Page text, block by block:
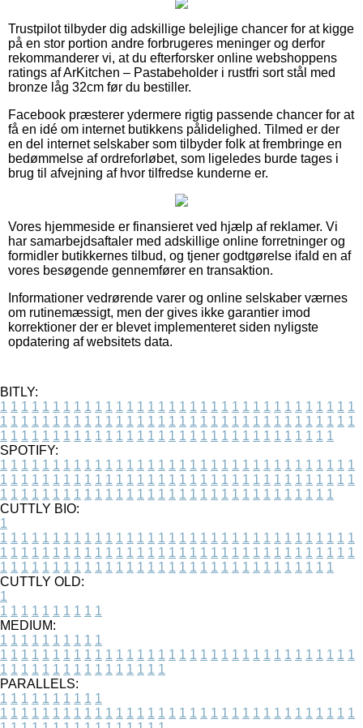
Trustpilot tilbyder dig adskillige belejlige chancer for at kigge
på en stor portion andre forbrugeres meninger og derfor
rekommanderer vi, at du efterforsker online webshoppens
ratings af ArKitchen – Pastabeholder i rustfri sort stål med
bronze låg 32cm før du bestiller.
Facebook præsterer ydermere rigtig passende chancer for at
få en idé om internet butikkens pålidelighed. Tilmed er der
en del internet selskaber som tilbyder folk at frembringe en
bedømmelse af ordreforløbet, som ligeledes burde tages i
brug til afvejning af hvor tilfredse kunderne er.
Vores hjemmeside er finansieret ved hjælp af reklamer. Vi
har samarbejdsaftaler med adskillige online forretninger og
formidler butikkernes tilbud, og tjener godtgørelse ifald en af
vores besøgende gennemfører en transaktion.
Informationer vedrørende varer og online selskaber værnes
om rutinemæssigt, men der gives ikke garantier imod
korrektioner der er blevet implementeret siden nyligste
opdatering af websitets data.
BITLY:
1 1 1 1 1 1 1 1 1 1 1 1 1 1 1 1 1 1 1 1 1 1 1 1 1 1 1 1 1 1 1 1 1 1
1 1 1 1 1 1 1 1 1 1 1 1 1 1 1 1 1 1 1 1 1 1 1 1 1 1 1 1 1 1 1 1 1 1
1 1 1 1 1 1 1 1 1 1 1 1 1 1 1 1 1 1 1 1 1 1 1 1 1 1 1 1 1 1 1 1
SPOTIFY:
1 1 1 1 1 1 1 1 1 1 1 1 1 1 1 1 1 1 1 1 1 1 1 1 1 1 1 1 1 1 1 1 1 1
1 1 1 1 1 1 1 1 1 1 1 1 1 1 1 1 1 1 1 1 1 1 1 1 1 1 1 1 1 1 1 1 1 1
1 1 1 1 1 1 1 1 1 1 1 1 1 1 1 1 1 1 1 1 1 1 1 1 1 1 1 1 1 1 1 1
CUTTLY BIO:
1
1 1 1 1 1 1 1 1 1 1 1 1 1 1 1 1 1 1 1 1 1 1 1 1 1 1 1 1 1 1 1 1 1 1
1 1 1 1 1 1 1 1 1 1 1 1 1 1 1 1 1 1 1 1 1 1 1 1 1 1 1 1 1 1 1 1 1 1
1 1 1 1 1 1 1 1 1 1 1 1 1 1 1 1 1 1 1 1 1 1 1 1 1 1 1 1 1 1 1 1
CUTTLY OLD:
1
1 1 1 1 1 1 1 1 1 1
MEDIUM:
1 1 1 1 1 1 1 1 1 1
1 1 1 1 1 1 1 1 1 1 1 1 1 1 1 1 1 1 1 1 1 1 1 1 1 1 1 1 1 1 1 1 1 1
1 1 1 1 1 1 1 1 1 1 1 1 1 1 1 1
PARALLELS:
1 1 1 1 1 1 1 1 1 1
1 1 1 1 1 1 1 1 1 1 1 1 1 1 1 1 1 1 1 1 1 1 1 1 1 1 1 1 1 1 1 1 1 1